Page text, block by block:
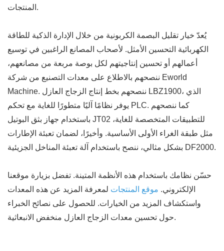
المنتجات.
يُعدّ خيار تقليل البصمة الكربونية من خلال الإدارة الذكية للطاقة
الكهربائية التحسين الأمثل. لأصحاب المصانع الراغبين في توسيع
أعمالهم أو تحسين إنتاجيتهم لكل بوصة مربعة من مصانعهم،
ننصحهم بالاطلاع على معدات التصنيع من شركة Eworld
Machine. ننصحهم بخط إنتاج الزجاج العازل LBZ1900، الذي
يوفر نظامًا آليًا متطورًا للغاية مع تحكم PLC. كما ننصحهم
باستخدام جهاز بثق البوتيل JT02 للتطبيقات المتخصصة للغاية،
مثل طبقة الغراء الأولى الأساسية. وأخيرًا، لضمان تعبئة الإطارات
بشكل مثالي، ننصح باستخدام آلة تعبئة المناخل الجزيئية DF2000.
حسّن نظامك باستخدام هذه الأنظمة المتينة. تفضل بزيارة موقعنا
الإلكتروني. موقع المنتجات لمعرفة المزيد عن هذه المعدات
واستكشاف المزيد من الخيارات. للحصول على نصائح الخبراء
حول تحسين معدات الزجاج العازل منخفض الانبعاثية.